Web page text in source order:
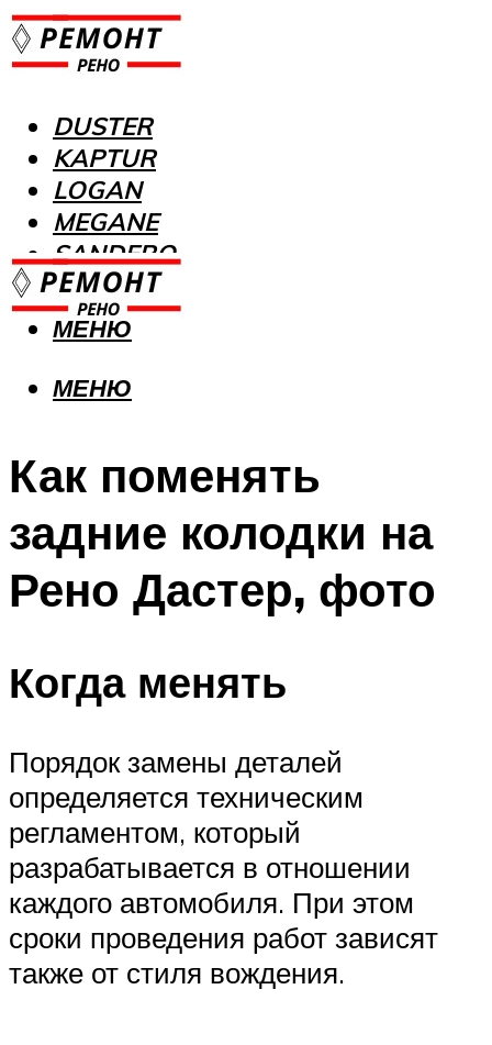
DUSTER
KAPTUR
LOGAN
MEGANE
SANDERO
МЕНЮ
МЕНЮ
Как поменять
задние колодки на
Рено Дастер, фото
Когда менять
Порядок замены деталей
определяется техническим
регламентом, который
разрабатывается в отношении
каждого автомобиля. При этом
сроки проведения работ зависят
также от стиля вождения.